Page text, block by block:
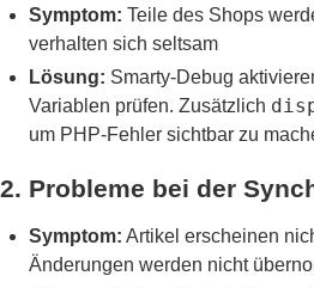
Symptom: Teile des Shops
verhalten sich seltsam
Lösung: Smarty-Debug
Variablen prüfen. Zusätzlich
um PHP-Fehler sichtbar zu
2. Probleme bei der
Symptom: Artikel erscheinen
Änderungen werden nicht